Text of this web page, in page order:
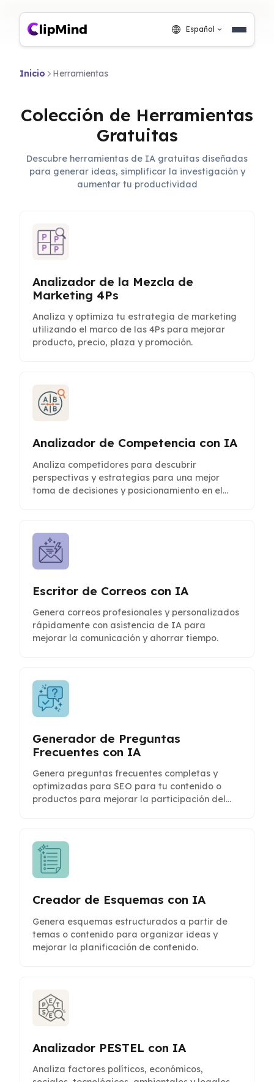
Español
Inicio Herramientas
Colección de Herramientas
Gratuitas
Descubre herramientas de IA gratuitas diseñadas
para generar ideas, simplificar la investigación y
aumentar tu productividad
Analizador de la Mezcla de
Marketing 4Ps
Analiza y optimiza tu estrategia de marketing
utilizando el marco de las 4Ps para mejorar
producto, precio, plaza y promoción.
Analizador de Competencia con IA
Analiza competidores para descubrir
perspectivas y estrategias para una mejor
toma de decisiones y posicionamiento en el
Escritor de Correos con IA
Genera correos profesionales y personalizados
rápidamente con asistencia de IA para
mejorar la comunicación y ahorrar tiempo.
Generador de Preguntas
Frecuentes con IA
Genera preguntas frecuentes completas y
optimizadas para SEO para tu contenido o
productos para mejorar la participación del
Creador de Esquemas con IA
Genera esquemas estructurados a partir de
temas o contenido para organizar ideas y
mejorar la planificación de contenido.
Analizador PESTEL con IA
Analiza factores políticos, económicos,